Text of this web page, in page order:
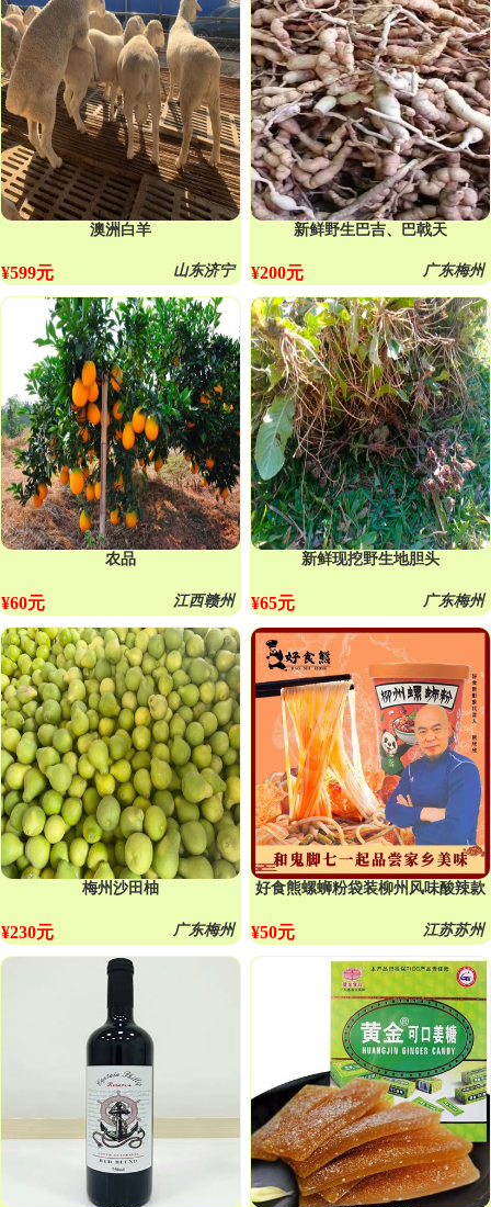
澳洲白羊
山东济宁
¥599元
新鲜野生巴吉、巴戟天
广东梅州
¥200元
农品
江西赣州
¥60元
新鲜现挖野生地胆头
广东梅州
¥65元
梅州沙田柚
广东梅州
¥230元
好食熊螺蛳粉袋装柳州风味酸辣款
江苏苏州
¥50元